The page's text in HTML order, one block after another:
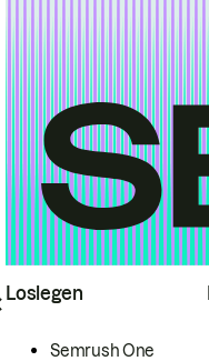
Loslegen
Semrush One